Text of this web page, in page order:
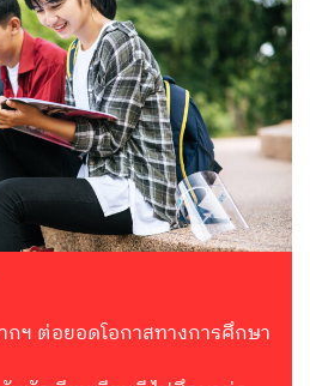
กฯ ต่อยอดโอกาสทางการศึกษา